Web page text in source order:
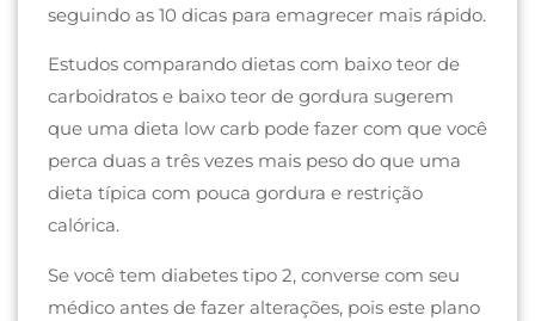
seguindo as 10 dicas para emagrecer mais rápido.
Estudos comparando dietas com baixo teor de
carboidratos e baixo teor de gordura sugerem
que uma dieta low carb pode fazer com que você
perca duas a três vezes mais peso do que uma
dieta típica com pouca gordura e restrição
calórica.
Se você tem diabetes tipo 2, converse com seu
médico antes de fazer alterações, pois este plano